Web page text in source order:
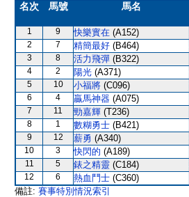
名次 馬號 馬名
1 9 快樂實在 (A152)
2 7 精簡最好 (B464)
3 8 活力飛彈 (B322)
4 2 陽光 (A371)
5 10 小福將 (C096)
6 4 贏馬神器 (A075)
7 11 勁嘉輝 (T236)
8 1 數糊勇士 (B421)
9 12 薪勇 (A340)
10 3 快閃的 (A189)
11 5 錶之精靈 (C184)
12 6 熱血鬥士 (C360)
備註: 賽事特別情況索引